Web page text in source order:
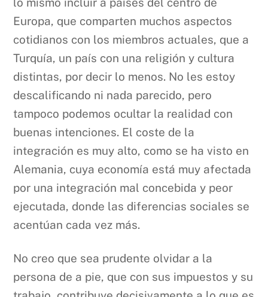
Europa, que comparten muchos aspectos
cotidianos con los miembros actuales, que a
Turquía, un país con una religión y cultura
distintas, por decir lo menos. No les estoy
descalificando ni nada parecido, pero
tampoco podemos ocultar la realidad con
buenas intenciones. El coste de la
integración es muy alto, como se ha visto en
Alemania, cuya economía está muy afectada
por una integración mal concebida y peor
ejecutada, donde las diferencias sociales se
acentúan cada vez más.
No creo que sea prudente olvidar a la
persona de a pie, que con sus impuestos y su